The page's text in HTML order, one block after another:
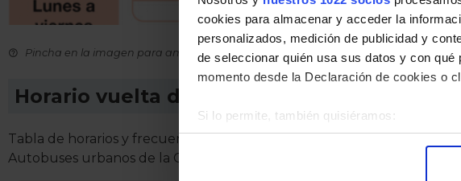
cookies para almacenar y acceder la
personalizados, medición de publicidad y
de seleccionar quién usa sus datos y con
momento desde la Declaración de cookies o
Si lo permite, también quisiéramos:
Recopilar información sobre su
Pincha en la imagen para ampliarla a pantalla completa.
Horario vuelta de Línea L-5B Torrejón de
Tabla de horarios y frecuencias de paso en sentido vuelta Línea L-5B
Autobuses urbanos de la Comunidad de Madrid.